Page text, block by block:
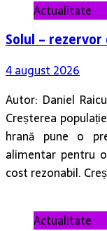
Actualitate
Solul –
4 august 2026
Autor: Daniel
Creșterea
hrană pune o
alimentar pentru
cost rezonabil.
Actualitate